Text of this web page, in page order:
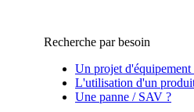
Recherche par besoin
Un projet d'équipement
L'utilisation d'un
Une panne / SAV ?